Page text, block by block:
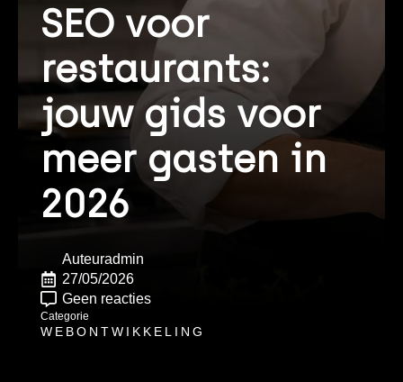
SEO voor
restaurants:
jouw gids voor
meer gasten in
2026
Auteuradmin
27/05/2026
Geen reacties
Categorie
WEBONTWIKKELING